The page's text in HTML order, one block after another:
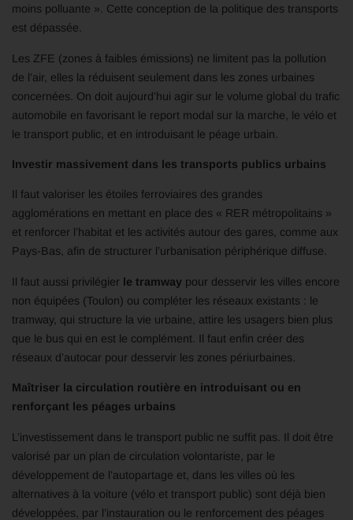
moins polluante ». Cette conception de la politique des transports
est dépassée.
Les ZFE (zones à faibles émissions) ne limitent pas la pollution
de l’air, elles la réduisent seulement dans les zones urbaines
concernées. On doit aujourd’hui agir sur le volume global du trafic
automobile en favorisant le report modal sur la marche, le vélo et
le transport public, et en introduisant le péage urbain.
Investir massivement dans les transports publics urbains
Il faut valoriser les étoiles ferroviaires des grandes
agglomérations en mettant en place des « RER métropolitains »
et renforcer l’habitat et les activités autour des gares, comme aux
Pays-Bas, afin de structurer l’urbanisation périphérique diffuse.
Il faut aussi privilégier le tramway pour desservir les villes encore
non équipées (Toulon) ou compléter les réseaux existants : le
tramway, qui structure la vie urbaine, attire les usagers bien plus
que le bus qui en est le complément. Il faut enfin créer des
réseaux d’autocar pour desservir les zones périurbaines.
Maîtriser la circulation routière en introduisant ou en
renforçant les péages urbains
L’investissement dans le transport public ne suffit pas. Il doit être
valorisé par un plan de circulation volontariste, par le
développement de l’autopartage et, dans les villes où les
alternatives à la voiture (vélo et transport public) sont déjà bien
développées, par l’instauration ou le renforcement des péages